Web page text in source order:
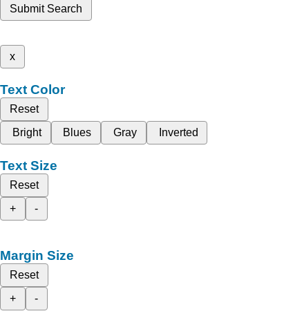
Submit Search
x
Text Color
Reset
Bright
Blues Gray Inverted
Text Size
Reset
+
-
Margin Size
Reset
+
-